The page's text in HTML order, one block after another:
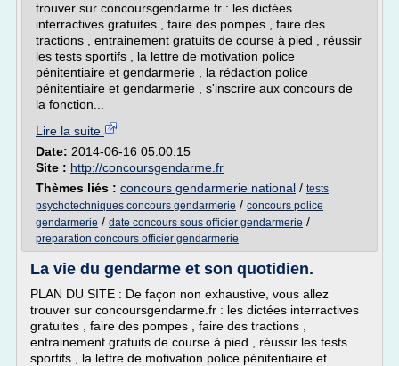
trouver sur concoursgendarme.fr : les dictées
interractives gratuites , faire des pompes , faire des
tractions , entrainement gratuits de course à pied , réussir
les tests sportifs , la lettre de motivation police
pénitentiaire et gendarmerie , la rédaction police
pénitentiaire et gendarmerie , s'inscrire aux concours de
la fonction...
Lire la suite
Date: 2014-06-16 05:00:15
Site : http://concoursgendarme.fr
Thèmes liés : concours gendarmerie national / tests
psychotechniques concours gendarmerie / concours police
gendarmerie / date concours sous officier gendarmerie /
preparation concours officier gendarmerie
La vie du gendarme et son quotidien.
PLAN DU SITE : De façon non exhaustive, vous allez
trouver sur concoursgendarme.fr : les dictées interractives
gratuites , faire des pompes , faire des tractions ,
entrainement gratuits de course à pied , réussir les tests
sportifs , la lettre de motivation police pénitentiaire et